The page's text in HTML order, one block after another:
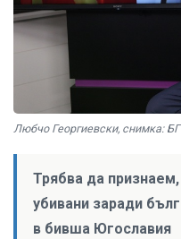
Любчо Георгиевски, снимка:
Трябва да
убивани заради
в бивша Югославия